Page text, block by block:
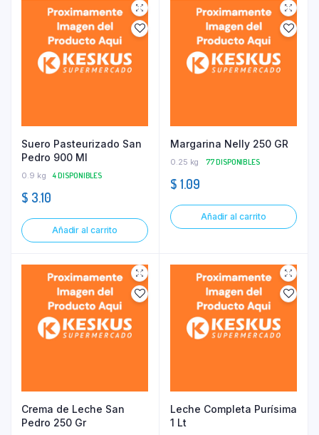
Suero Pasteurizado San
Pedro 900 Ml
0.9 kg 4 DISPONIBLES
$ 3.10
Añadir al carrito
Margarina Nelly 250 GR
0.25 kg 77 DISPONIBLES
$ 1.09
Añadir al carrito
Crema de Leche San
Pedro 250 Gr
Leche Completa Purísima
1 Lt